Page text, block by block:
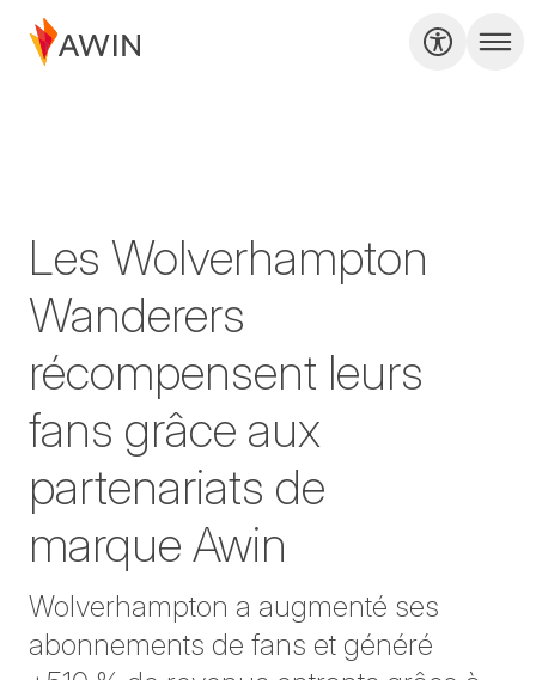
Les Wolverhampton
Wanderers
récompensent leurs
fans grâce aux
partenariats de
marque Awin
Wolverhampton a augmenté ses
abonnements de fans et généré